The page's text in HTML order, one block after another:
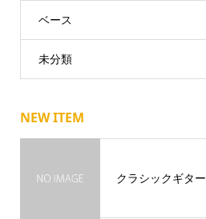
ベース
未分類
NEW ITEM
クラシックギター